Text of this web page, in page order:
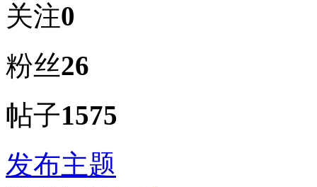
关注0
粉丝26
帖子1575
发布主题